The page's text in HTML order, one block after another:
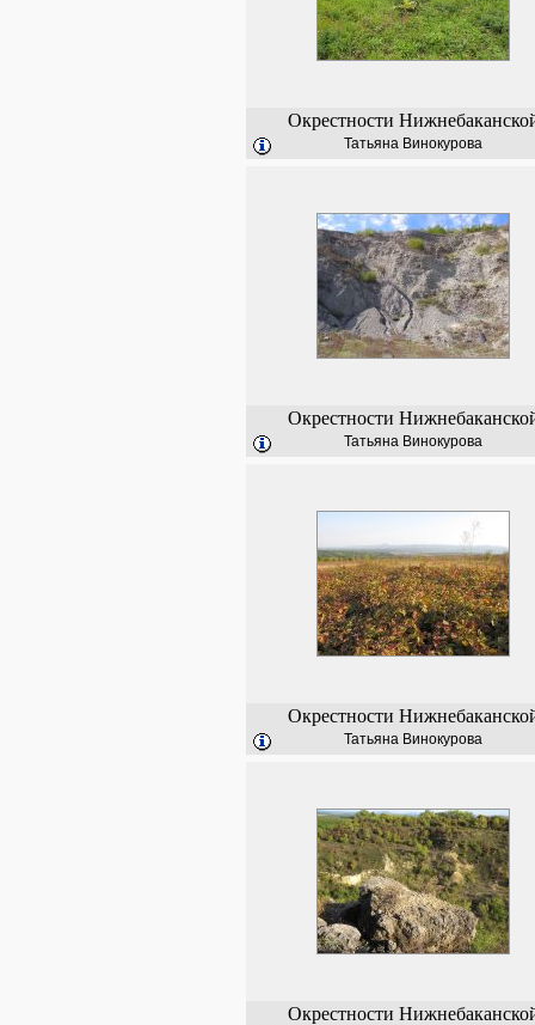
Окрестности
Татьяна Винокурова
Окрестности
Татьяна Винокурова
Окрестности
Татьяна Винокурова
Окрестности